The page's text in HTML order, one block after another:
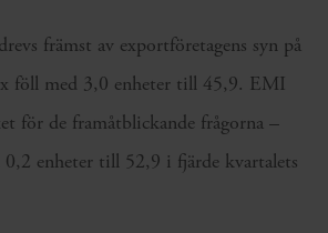
främst av exportföretagens syn på
föll med 3,0 enheter till 45,9. EMI
för de framåtblickande frågorna –
enheter till 52,9 i fjärde kvartalets